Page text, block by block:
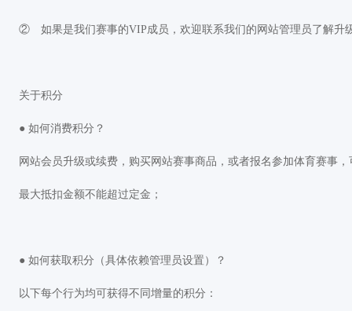
② 如果是我们赛事的VIP成员，欢迎联系我们的网站管理员了解升
关于积分
● 如何消费积分？
网站会员升级或续费，购买网站赛事商品，或者报名参加体育赛事
最大抵扣金额不能超过定金；
● 如何获取积分（具体依赖管理员设置）？
以下每个行为均可获得不同增量的积分：